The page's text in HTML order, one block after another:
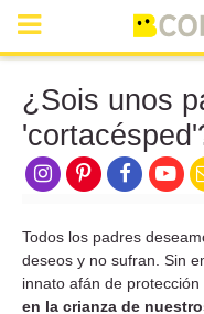
¿Sois unos
Todos los padres
deseos y no sufran. Sin
innato afán de
en la crianza de